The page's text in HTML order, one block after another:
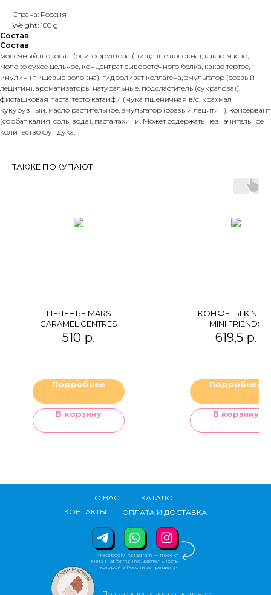
Страна: Россия
Weight: 100 g
Состав
Состав
молочный шоколад (олигофруктоза (пищевые волокна), какао масло,
молоко сухое цельное, концентрат сывороточного белка, какао тертое,
инулин (пищевые волокна), гидролизат коллагена, эмульгатор (соевый
лецитин), ароматизаторы натуральные, подсластитель (сукралоза)),
фисташковая паста, тесто катаифи (мука пшеничная в/с, крахмал
кукурузный, масло растительное, эмульгатор (соевый лецитин), консервант
(сорбат калия, соль, вода), паста тахини. Может содержать незначительное
количество фундука.
ТАКЖЕ ПОКУПАЮТ
ПЕЧЕНЬЕ MARS
CARAMEL CENTRES
510 р.
Подробнее
В корзину
КОНФЕТЫ
MINI FRIENDS
619,5 р.
Подробнее
В корзину
О НАС
КАТАЛОГ
ОПЛАТА И ДОСТАВКА
КОНТАКТЫ
«Facebook/Instagram — проект
Meta Platforms Inc., деятельность
которой в России запрещена»